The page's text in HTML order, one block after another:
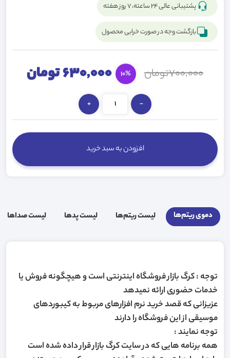
پشتیبانی عالی ۲۴ ساعته، ۷ روز هفته
بازگشت وجه در صورت خرابی محصول
700,000تومان 10% 630,000 تومان
-
+
افزودن به سبد خرید
دموی ریتم‌ها لیست ریتم‌ها لیست پد‌ها لیست صدا‌ها
توجه : کرگ بازار فروشگاه اینترنتی است و هیچگونه فروش یا
خدمات حضوری ارائه نمیدهد
عزیزانی که قصد خرید نرم افزارهای مربوط به کیبوردهای
موسیقی از این فروشگاه را دارند
توجه نمایند :
همه برنامه هایی که در سایت کرگ بازار قرار داده شده است